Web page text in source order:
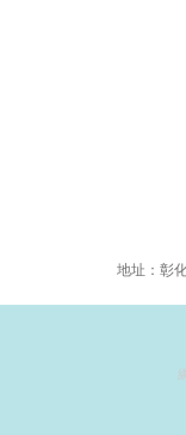
地址：彰